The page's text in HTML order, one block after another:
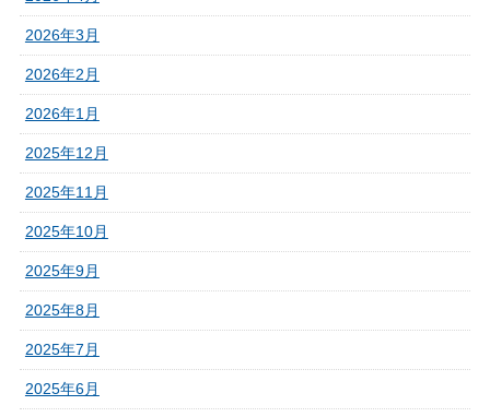
2026年3月
2026年2月
2026年1月
2025年12月
2025年11月
2025年10月
2025年9月
2025年8月
2025年7月
2025年6月